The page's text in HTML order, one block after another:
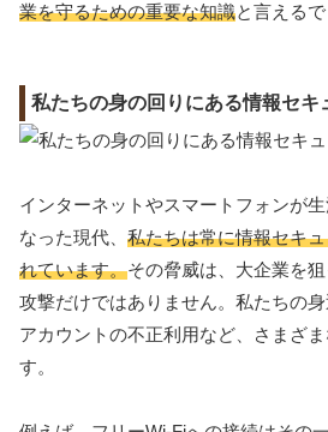
業を守るための重要な知識と言えるで
私たちの身の回りにある情報セキ
インターネットやスマートフォンが
なった現代、 私たちは常に情報セキ
れています。その脅威は、大企業を
攻撃だけではありません。私たちの
アカウントの不正利用など、さまざ
す。